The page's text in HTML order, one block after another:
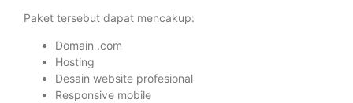
Paket tersebut dapat mencakup:
Domain .com
Hosting
Desain website profesional
Responsive mobile